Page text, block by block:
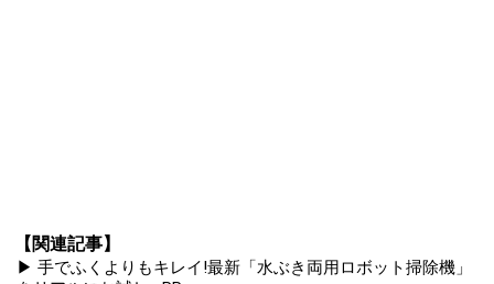
【関連記事】
▶ 手でふくよりもキレイ!最新「水ぶき両用ロボット掃除機」